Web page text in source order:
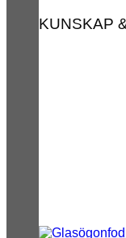
KUNSKAP